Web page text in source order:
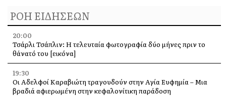
ΡΟΗ ΕΙΔΗΣΕΩΝ
20:00
Τσάρλι Τσάπλιν: Η τελευταία φωτογραφία δύο μήνες πριν το
θάνατό του [εικόνα]
19:30
Οι Αδελφοί Καραβιώτη τραγουδούν στην Αγία Ευφημία – Μια
βραδιά αφιερωμένη στην κεφαλονίτικη παράδοση